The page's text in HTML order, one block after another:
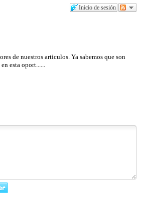
Inicio de sesión
de nuestros articulos. Ya sabemos que son
esta oport......